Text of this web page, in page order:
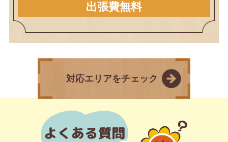
出張費無料
対応エリアをチェック